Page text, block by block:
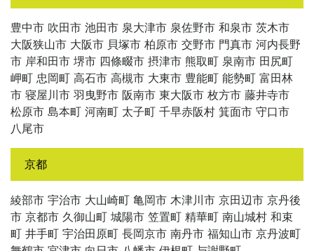
豊中市 吹田市 池田市 泉大津市 泉佐野市 和泉市 茨木市
大阪狭山市 大阪市 貝塚市 柏原市 交野市 門真市 河内長野
市 岸和田市 堺市 四條畷市 摂津市 熊取町 泉南市 田尻町
岬町 忠岡町 高石市 高槻市 大東市 豊能町 能勢町 富田林
市 寝屋川市 羽曳野市 阪南市 東大阪市 枚方市 藤井寺市
松原市 島本町 河南町 太子町 千早赤阪村 箕面市 守口市
八尾市
京都
綾部市 宇治市 大山崎町 亀岡市 木津川市 京田辺市 京丹後
市 京都市 久御山町 城陽市 笠置町 精華町 南山城村 和束
町 井手町 宇治田原町 長岡京市 南丹市 福知山市 京丹波町